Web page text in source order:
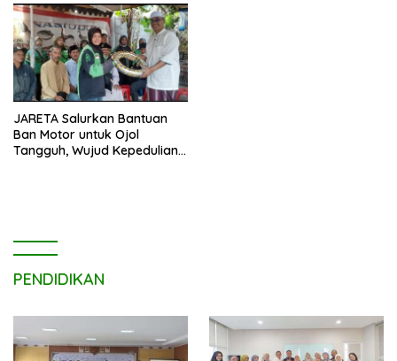
JARETA Salurkan Bantuan
Ban Motor untuk Ojol
Tangguh, Wujud Kepedulian
PENDIDIKAN